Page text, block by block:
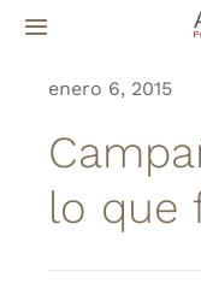
Saltar
contenido
Toggle
enero 6, 2015
lo que